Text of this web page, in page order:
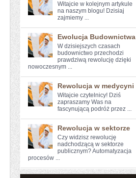
Witajcie w kolejnym artykule
⁣na naszym blogu!⁤ Dzisiaj
zajmiemy ...
Ewolucja Budownictwa
W dzisiejszych czasach
budownictwo przechodzi
prawdziwą rewolucję dzięki
nowoczesnym ...
Rewolucja w medycyni
Witajcie ​czytelnicy! Dziś
⁣zapraszamy Was na
fascynującą podróż przez ...
Rewolucja w sektorze
Czy widzisz ⁤rewolucję
nadchodzącą ⁤w sektorze‌
publicznym?⁤ Automatyzacja
procesów‍ ...